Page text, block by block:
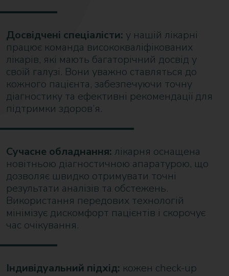
Досвідчені спеціалісти: у нашій лікарні
працює команда висококваліфікованих
лікарів, які мають багаторічний досвід у
своїй галузі. Вони уважно ставляться до
кожного пацієнта, забезпечуючи точну
діагностику та ефективні рекомендації для
підтримки здоров’я.
Сучасне обладнання: лікарня оснащена
новітньою діагностичною апаратурою, що
дозволяє швидко отримувати точні
результати аналізів та обстежень.
Використання передових технологій
мінімізує дискомфорт пацієнтів і скорочує
час очікування.
Індивідуальний підхід: кожен check-up